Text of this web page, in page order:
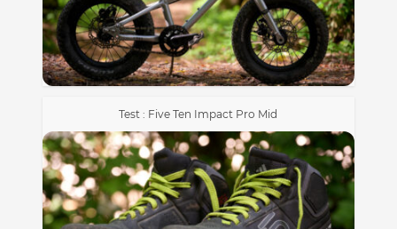
Test : Five Ten Impact Pro Mid